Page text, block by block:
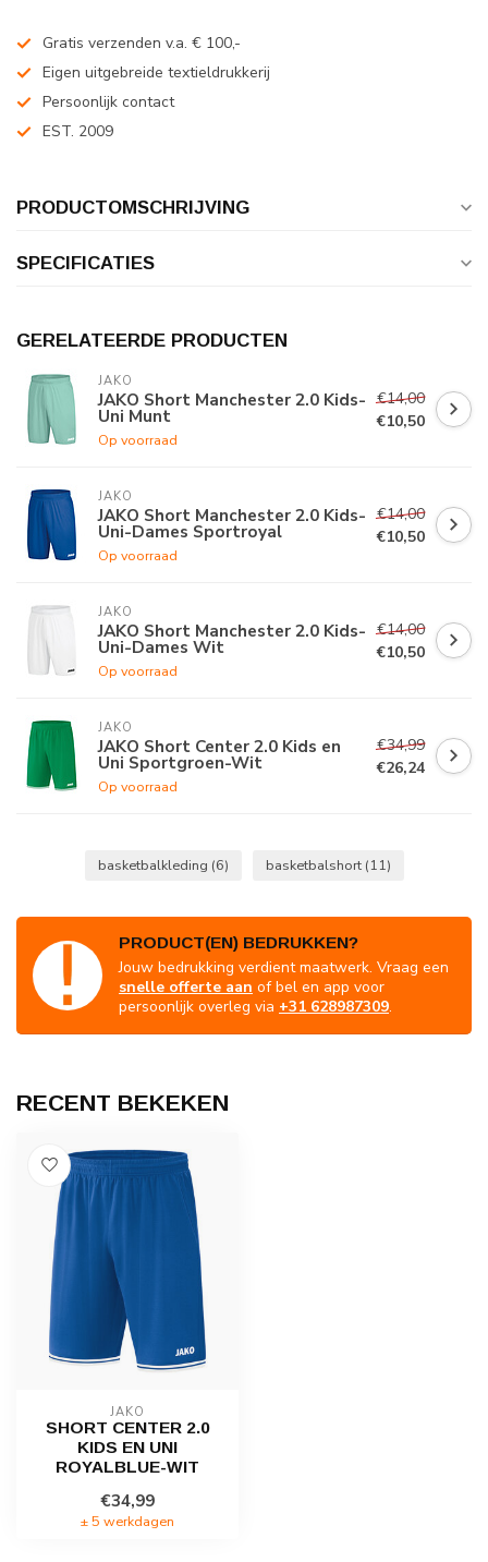
Gratis verzenden v.a. € 100,-
Eigen uitgebreide textieldrukkerij
Persoonlijk contact
EST. 2009
PRODUCTOMSCHRIJVING
SPECIFICATIES
GERELATEERDE PRODUCTEN
JAKO
JAKO Short Manchester 2.0 Kids-
Uni Munt
Op voorraad
€14,00
€10,50
JAKO
JAKO Short Manchester 2.0 Kids-
Uni-Dames Sportroyal
Op voorraad
€14,00
€10,50
JAKO
JAKO Short Manchester 2.0 Kids-
Uni-Dames Wit
Op voorraad
€14,00
€10,50
JAKO
JAKO Short Center 2.0 Kids en
Uni Sportgroen-Wit
Op voorraad
€34,99
€26,24
basketbalkleding (6) basketbalshort (11)
PRODUCT(EN) BEDRUKKEN?
Jouw bedrukking verdient maatwerk. Vraag een
snelle offerte aan of bel en app voor
persoonlijk overleg via +31 628987309.
RECENT BEKEKEN
JAKO
SHORT CENTER 2.0
KIDS EN UNI
ROYALBLUE-WIT
€34,99
± 5 werkdagen